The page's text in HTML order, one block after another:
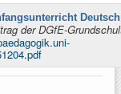
der DGfE-